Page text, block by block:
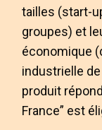
tailles (start-
groupes) et
économique
industrielle
produit
France” est